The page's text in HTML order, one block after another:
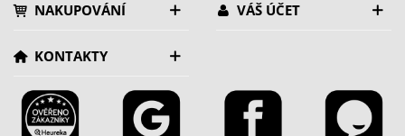
NAKUPOVÁNÍ VÁŠ ÚČET
KONTAKTY